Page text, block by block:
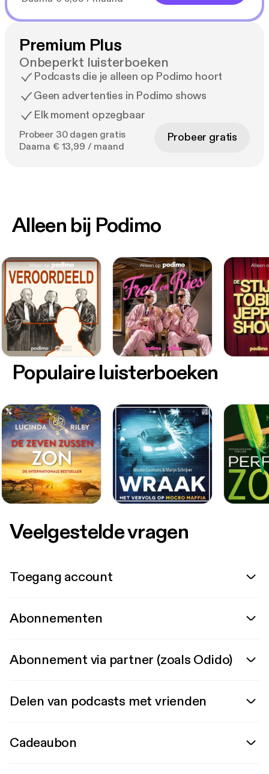
Premium Plus
Onbeperkt luisterboeken
Podcasts die je alleen op Podimo hoort
Geen advertenties in Podimo shows
Elk moment opzegbaar
Probeer 30 dagen gratis
Daarna € 13,99 / maand
Probeer gratis
Alleen bij Podimo
Populaire luisterboeken
Veelgestelde vragen
Toegang account
Abonnementen
Abonnement via partner (zoals Odido)
Delen van podcasts met vrienden
Cadeaubon